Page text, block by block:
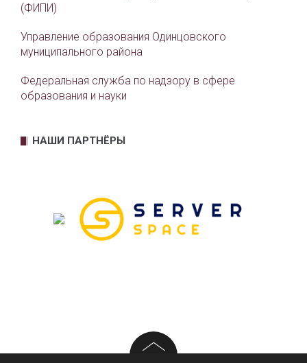
(ФИПИ)
Управление образования Одинцовского
муниципального района
Федеральная служба по надзору в сфере
образования и науки
НАШИ ПАРТНЁРЫ